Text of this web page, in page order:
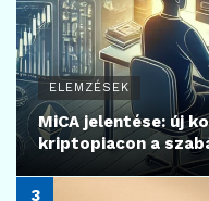
ELEMZÉSEK
MiCA jelentése: új
kriptopiacon a